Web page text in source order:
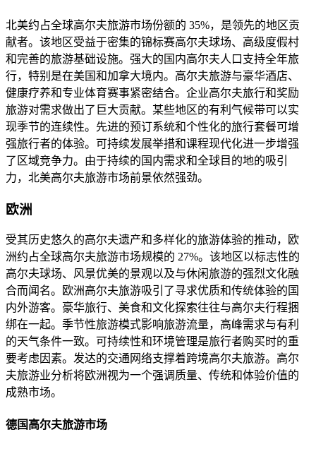
北美约占全球高尔夫旅游市场份额的 35%，是领先的地区贡
献者。该地区受益于密集的锦标赛高尔夫球场、高级度假村
和完善的旅游基础设施。强大的国内高尔夫人口支持全年旅
行，特别是在美国和加拿大境内。高尔夫旅游与豪华酒店、
健康疗养和专业体育赛事紧密结合。企业高尔夫旅行和奖励
旅游对需求做出了巨大贡献。某些地区的有利气候带可以实
现季节的连续性。先进的预订系统和个性化的旅行套餐可增
强旅行者的体验。可持续发展举措和课程现代化进一步增强
了区域竞争力。由于持续的国内需求和全球目的地的吸引
力，北美高尔夫旅游市场前景依然强劲。
欧洲
受其历史悠久的高尔夫遗产和多样化的旅游体验的推动，欧
洲约占全球高尔夫旅游市场规模的 27%。该地区以标志性的
高尔夫球场、风景优美的景观以及与休闲旅游的强烈文化融
合而闻名。欧洲高尔夫旅游吸引了寻求优质和传统体验的国
内外游客。豪华旅行、美食和文化探索往往与高尔夫行程捆
绑在一起。季节性旅游模式影响旅游流量，高峰需求与有利
的天气条件一致。可持续性和环境管理是旅行者购买时的重
要考虑因素。发达的交通网络支撑着跨境高尔夫旅游。高尔
夫旅游业分析将欧洲视为一个强调质量、传统和体验价值的
成熟市场。
德国高尔夫旅游市场